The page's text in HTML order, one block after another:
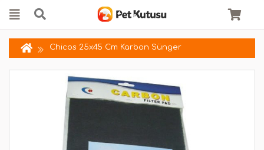
Chicos 25x45 Cm Karbon Sünger